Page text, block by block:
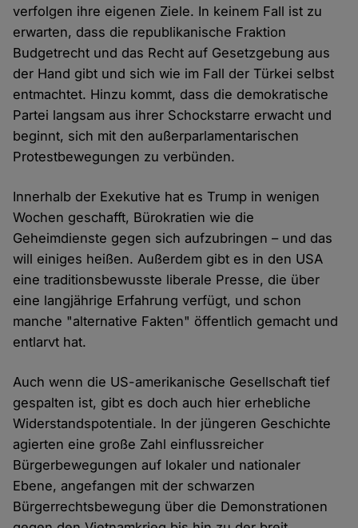
verfolgen ihre eigenen Ziele. In keinem Fall ist zu
erwarten, dass die republikanische Fraktion
Budgetrecht und das Recht auf Gesetzgebung aus
der Hand gibt und sich wie im Fall der Türkei selbst
entmachtet. Hinzu kommt, dass die demokratische
Partei langsam aus ihrer Schockstarre erwacht und
beginnt, sich mit den außerparlamentarischen
Protestbewegungen zu verbünden.
Innerhalb der Exekutive hat es Trump in wenigen
Wochen geschafft, Bürokratien wie die
Geheimdienste gegen sich aufzubringen – und das
will einiges heißen. Außerdem gibt es in den USA
eine traditionsbewusste liberale Presse, die über
eine langjährige Erfahrung verfügt, und schon
manche "alternative Fakten" öffentlich gemacht und
entlarvt hat.
Auch wenn die US-amerikanische Gesellschaft tief
gespalten ist, gibt es doch auch hier erhebliche
Widerstandspotentiale. In der jüngeren Geschichte
agierten eine große Zahl einflussreicher
Bürgerbewegungen auf lokaler und nationaler
Ebene, angefangen mit der schwarzen
Bürgerrechtsbewegung über die Demonstrationen